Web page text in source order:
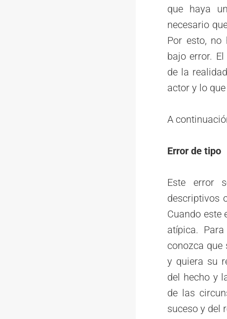
que haya
necesario
Por esto, no
bajo error.
de la
actor y lo
A
Error de tipo
Este error
descriptivos
Cuando este
atípica.
conozca que
y quiera su
del hecho y
de las
suceso y del